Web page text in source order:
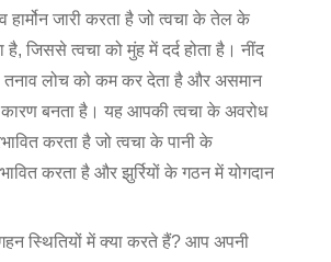
हार्मोन जारी करता है जो त्वचा के तेल के
है, जिससे त्वचा को मुंह में दर्द होता है। नींद
लोच को कम कर देता है और असमान
बनता है। यह आपकी त्वचा के अवरोध
करता है जो त्वचा के पानी के
करता है और झुर्रियों के गठन में योगदान
स्थितियों में क्या करते हैं? आप अपनी